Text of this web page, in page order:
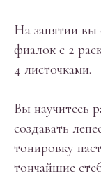
На занятии вы
фиалок с 2
4 листочками.
Вы научитесь
создавать
тонировку
тончайшие